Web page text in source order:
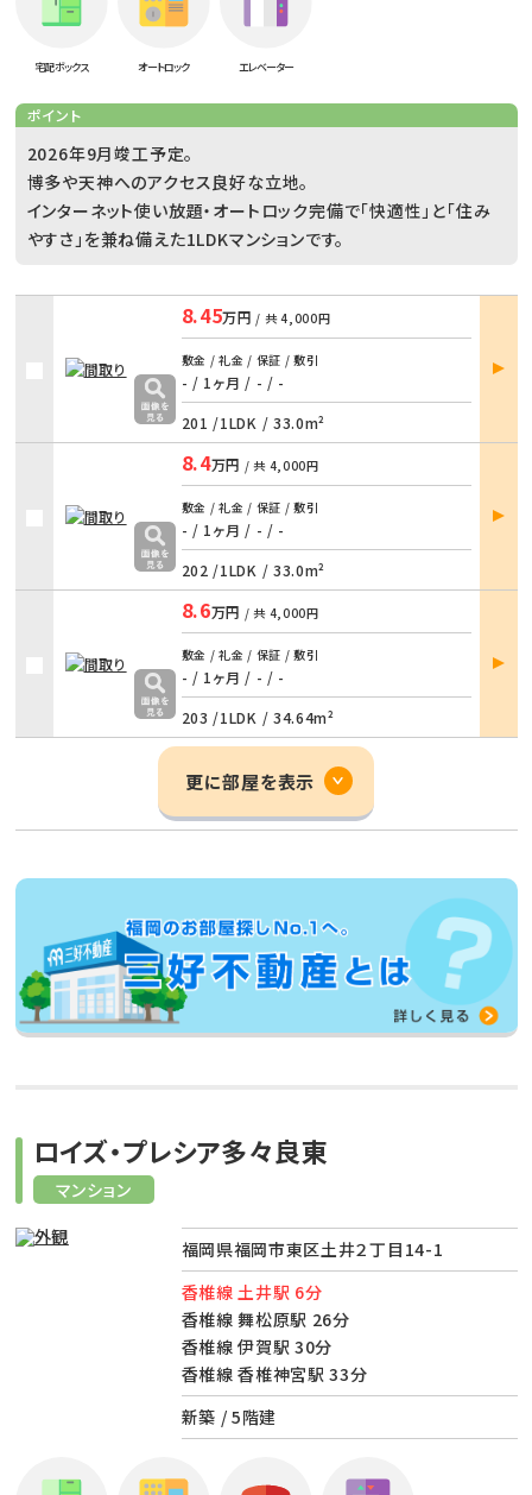
宅配ボックス オートロック エレベーター
ポイント
2026年9月竣工予定。
博多や天神へのアクセス良好な立地。
インターネット使い放題・オートロック完備で「快適性」と「住み
やすさ」を兼ね備えた1LDKマンションです。
8.45万円 / 共4,000円
敷金 / 礼金 / 保証 / 敷引
- / 1ヶ月 / - / -
201 /1LDK / 33.0m²
部屋
詳細
8.4万円 / 共 4,000円
敷金 / 礼金 / 保証 / 敷引
- / 1ヶ月 / - / -
202 /1LDK / 33.0m²
部屋
詳細
8.6万円 / 共 4,000円
敷金 / 礼金 / 保証 / 敷引
- / 1ヶ月 / - / -
203 /1LDK / 34.64m²
部屋
詳細
更に部屋を表示
マンション
ロイズ・プレシア多々良東
福岡県福岡市東区土井２丁目14-1
香椎線 土井駅 6分
香椎線 舞松原駅 26分
香椎線 伊賀駅 30分
香椎線 香椎神宮駅 33分
新築 / 5階建